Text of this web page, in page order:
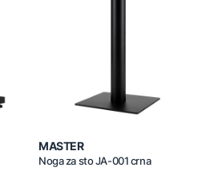
MASTER
Noga za sto JA-001 crna